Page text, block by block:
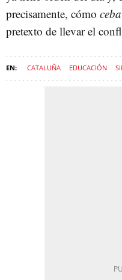
precisamente, cómo
pretexto de llevar el
CATALUÑA EDUCACIÓN